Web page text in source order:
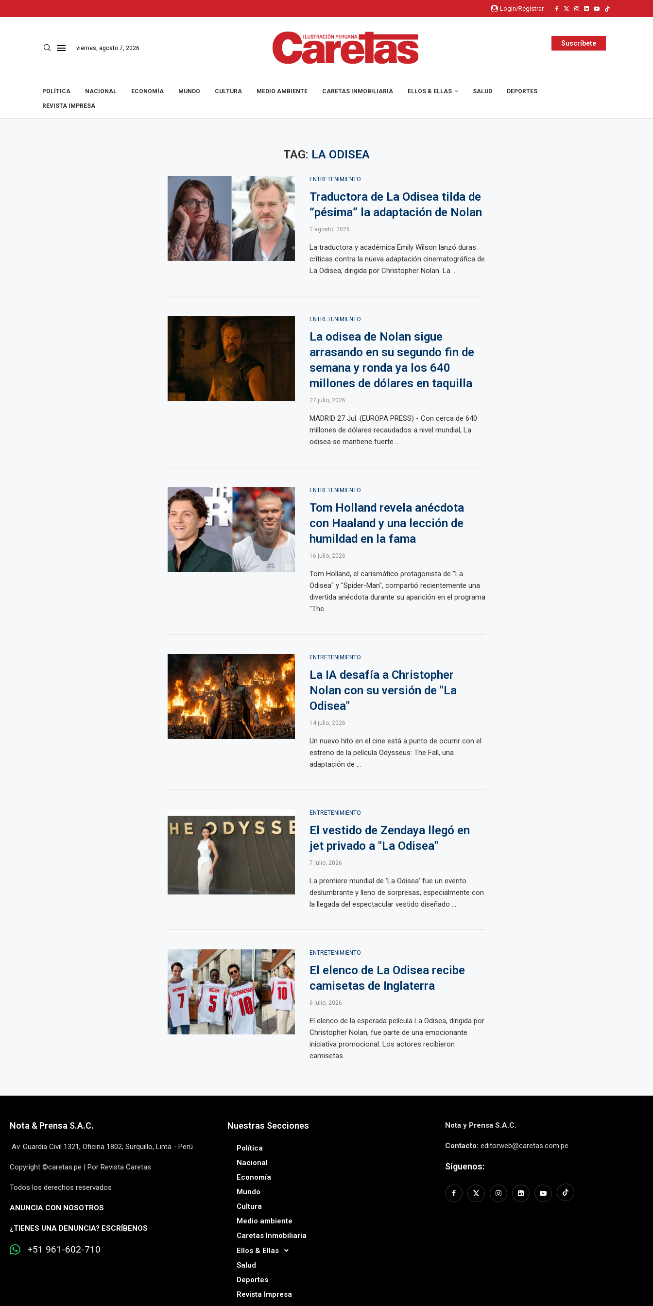
Login/Registrar
viernes, agosto 7, 2026
Suscríbete
POLÍTICA NACIONAL ECONOMÍA MUNDO CULTURA MEDIO AMBIENTE CARETAS INMOBILIARIA ELLOS & ELLAS SALUD DEPORTES
REVISTA IMPRESA
TAG: LA ODISEA
ENTRETENIMIENTO
Traductora de La Odisea tilda de
“pésima” la adaptación de Nolan
1 agosto, 2026
La traductora y académica Emily Wilson lanzó duras
críticas contra la nueva adaptación cinematográfica de
La Odisea, dirigida por Christopher Nolan. La ...
ENTRETENIMIENTO
La odisea de Nolan sigue
arrasando en su segundo fin de
semana y ronda ya los 640
millones de dólares en taquilla
27 julio, 2026
MADRID 27 Jul. (EUROPA PRESS) - Con cerca de 640
millones de dólares recaudados a nivel mundial, La
odisea se mantiene fuerte ...
ENTRETENIMIENTO
Tom Holland revela anécdota
con Haaland y una lección de
humildad en la fama
16 julio, 2026
Tom Holland, el carismático protagonista de "La
Odisea" y "Spider-Man", compartió recientemente una
divertida anécdota durante su aparición en el programa
"The ...
ENTRETENIMIENTO
La IA desafía a Christopher
Nolan con su versión de "La
Odisea"
14 julio, 2026
Un nuevo hito en el cine está a punto de ocurrir con el
estreno de la película Odysseus: The Fall, una
adaptación de ...
ENTRETENIMIENTO
El vestido de Zendaya llegó en
jet privado a "La Odisea"
7 julio, 2026
La premiere mundial de ‘La Odisea’ fue un evento
deslumbrante y lleno de sorpresas, especialmente con
la llegada del espectacular vestido diseñado ...
ENTRETENIMIENTO
El elenco de La Odisea recibe
camisetas de Inglaterra
6 julio, 2026
El elenco de la esperada película La Odisea, dirigida por
Christopher Nolan, fue parte de una emocionante
iniciativa promocional. Los actores recibieron
camisetas ...
Nota & Prensa S.A.C.
Av. Guardia Civil 1321, Oficina 1802, Surquillo, Lima - Perú
Copyright ©caretas.pe | Por Revista Caretas
Todos los derechos reservados
ANUNCIA CON NOSOTROS
¿TIENES UNA DENUNCIA? ESCRÍBENOS
+51 961-602-710
Nuestras Secciones
Política
Nacional
Economía
Mundo
Cultura
Medio ambiente
Caretas Inmobiliaria
Ellos & Ellas
Salud
Deportes
Revista Impresa
Nota y Prensa S.A.C.
Contacto: editorweb@caretas.com.pe
Síguenos: